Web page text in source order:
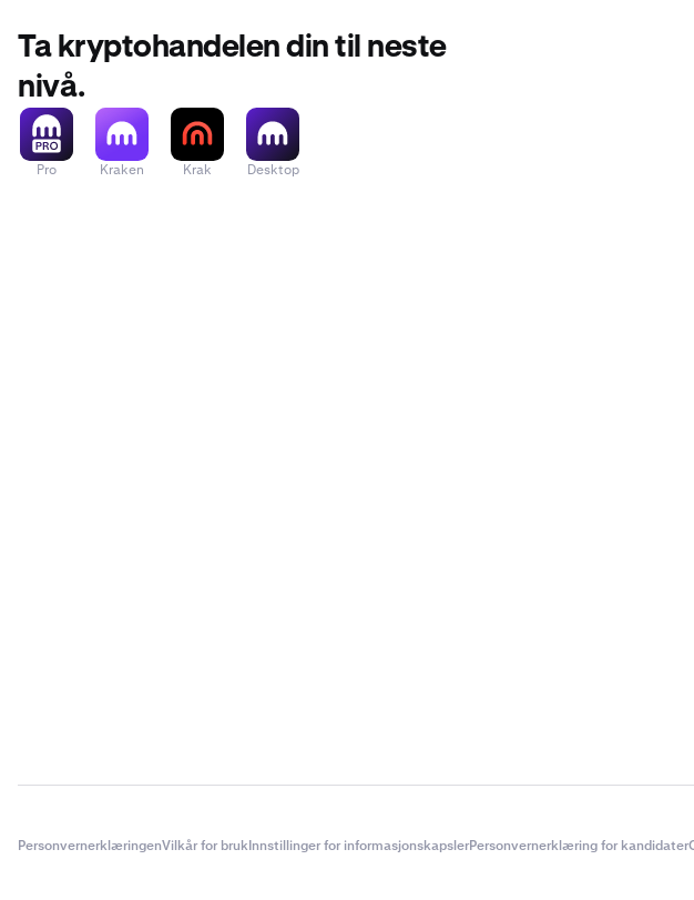
Ta kryptohandelen din til neste
nivå.
Pro Kraken Krak Desktop
PersonvernerklæringenVilkår for brukInnstillinger for informasjonskapslerPersonvernerklæring for kandidater